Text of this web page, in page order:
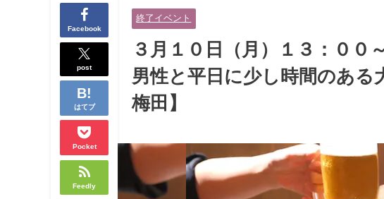
余裕のある健康的なオシャレ男性
と美容好きで優しさのある大人女
性の既婚者限定ビッグパーティー♪
＠池袋】
Facebook
post
はてブ
Pocket
Feedly
終了イベント
３月１０日（月）１３：０
男性と平日に少し時間のある
梅田】